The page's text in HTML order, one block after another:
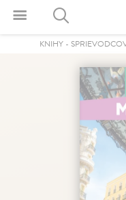
KNIHY -